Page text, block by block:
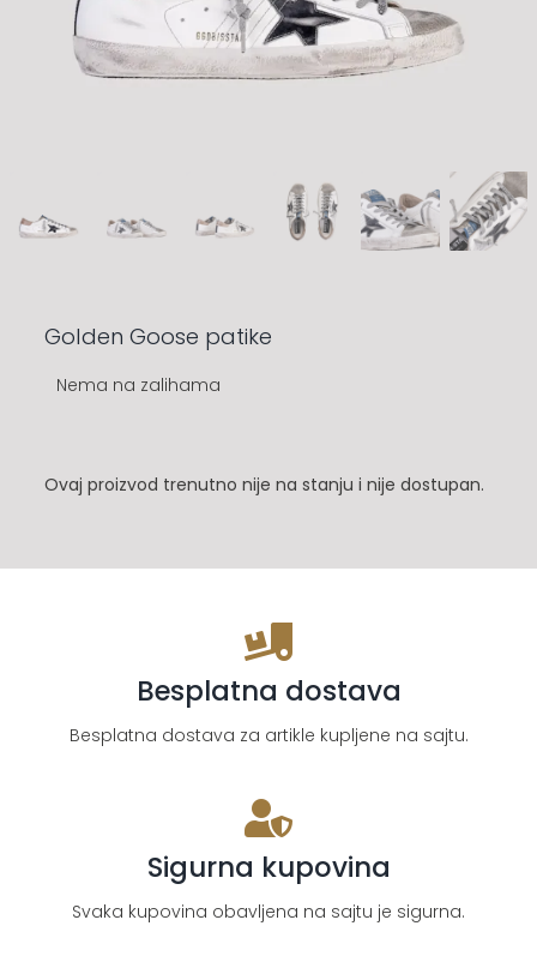
Golden Goose patike
Nema na zalihama
Ovaj proizvod trenutno nije na stanju i nije dostupan.
Besplatna dostava
Besplatna dostava za artikle kupljene na sajtu.
Sigurna kupovina
Svaka kupovina obavljena na sajtu je sigurna.